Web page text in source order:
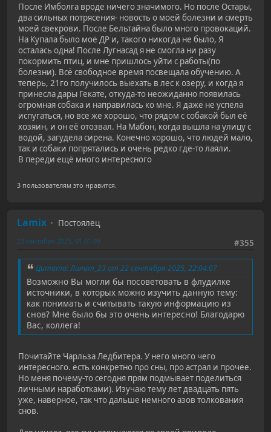
После Имболга вроде ничего значимого. Но после Остары,
два сильных потрясения- новость о моей болезни и смерть
моей свекрови. После Бельтайна было много провокаций.
На Купала было моё ДР и, такого никогда не было, Я
осталась одна! После Лугнасад я не смогла ни разу
покормить птиц, и мне пришлось уйти с работы(по
болезни). Всё свободное время посвещала обучению. А
теперь, 21го получилось выехать в лес к озеру, и когда я
принесла дары Гекате, откуда-то неожиданно появилась
огромная собака и направилась ко мне. Я даже не успела
испугаться, но все же хорошо, что рядом с собакой был её
хозяин, и он её отозвал. На Мабон, когда вышла на улицу с
водой, загудела сирена. Конечно хорошо, что людей мало,
так и собаки попрятались и очень редко где-то лаяли.
В переди ещё много интересного
3 пользователям это нравится.
Lamix
Постоялец
#355
23 сентября 2025, 01:01:09
Цитата: Лилит_23 от 22 сентября 2025, 22:04:07
Возможно Вы могли бы посоветовать в флудилке
источники, в которых можно изучить данную тему:
как понимать и считывать такую информацию из
снов? Мне было бы это очень интересно! Благодарю
Вас, коллега!
Почитайте Чарльза Ледбитера. У него много чего
интересного. есть конкретно про сны, про астрал и прочее.
Но меня почему-то сегодня прям подмывает поделиться
личными наработками). Изучаю тему лет двадцать пять
уже, наверное, так что дальше немного азов толкования
снов.